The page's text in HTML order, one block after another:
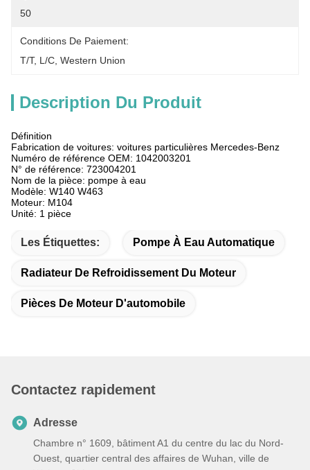
50
Conditions De Paiement:
T/T, L/C, Western Union
Description Du Produit
Définition
Fabrication de voitures: voitures particulières Mercedes-Benz
Numéro de référence OEM: 1042003201
N° de référence: 723004201
Nom de la pièce: pompe à eau
Modèle: W140 W463
Moteur: M104
Unité: 1 pièce
Les Étiquettes: Pompe À Eau Automatique
Radiateur De Refroidissement Du Moteur
Pièces De Moteur D'automobile
Contactez rapidement
Adresse
Chambre n° 1609, bâtiment A1 du centre du lac du Nord-
Ouest, quartier central des affaires de Wuhan, ville de